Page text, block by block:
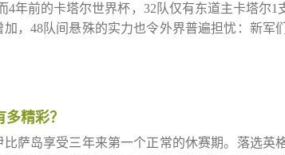
4年前的卡塔尔世界杯，32队仅有东道主卡塔尔
，48队间悬殊的实力也令外界普遍担忧：新军
精彩？
萨岛享受三年来第一个正常的休赛期。落选英